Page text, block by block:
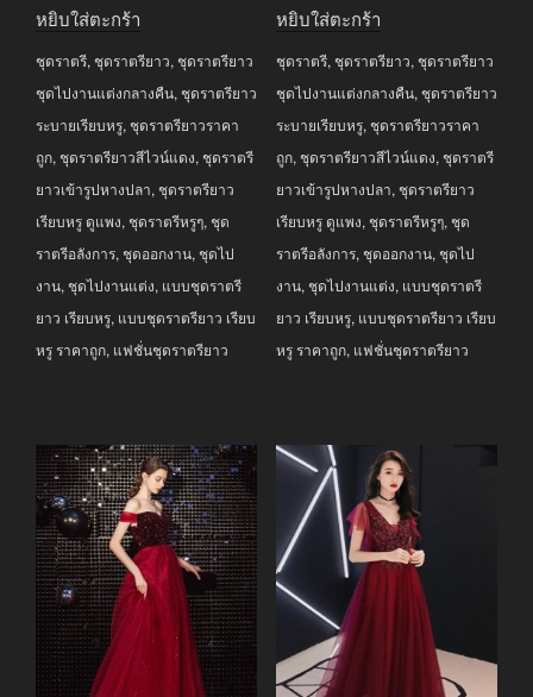
฿2,990.00.฿2,690.00.
หยิบใส่ตะกร้า
ชุดราตรี, ชุดราตรียาว, ชุดราตรียาว
ชุดไปงานแต่งกลางคืน, ชุดราตรียาว
ระบายเรียบหรู, ชุดราตรียาวราคา
ถูก, ชุดราตรียาวสีไวน์แดง, ชุดราตรี
ยาวเข้ารูปหางปลา, ชุดราตรียาว
เรียบหรู ดูแพง, ชุดราตรีหรูๆ, ชุด
ราตรีอลังการ, ชุดออกงาน, ชุดไป
งาน, ชุดไปงานแต่ง, แบบชุดราตรี
ยาว เรียบหรู, แบบชุดราตรียาว เรียบ
หรู ราคาถูก, แฟชั่นชุดราตรียาว
฿2,990.00.฿2,690.00.
หยิบใส่ตะกร้า
ชุดราตรี, ชุดราตรียาว, ชุดราตรียาว
ชุดไปงานแต่งกลางคืน, ชุดราตรียาว
ระบายเรียบหรู, ชุดราตรียาวราคา
ถูก, ชุดราตรียาวสีไวน์แดง, ชุดราตรี
ยาวเข้ารูปหางปลา, ชุดราตรียาว
เรียบหรู ดูแพง, ชุดราตรีหรูๆ, ชุด
ราตรีอลังการ, ชุดออกงาน, ชุดไป
งาน, ชุดไปงานแต่ง, แบบชุดราตรี
ยาว เรียบหรู, แบบชุดราตรียาว เรียบ
หรู ราคาถูก, แฟชั่นชุดราตรียาว